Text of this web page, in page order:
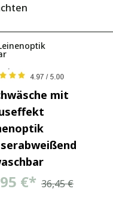
mit
€* 36,45 €